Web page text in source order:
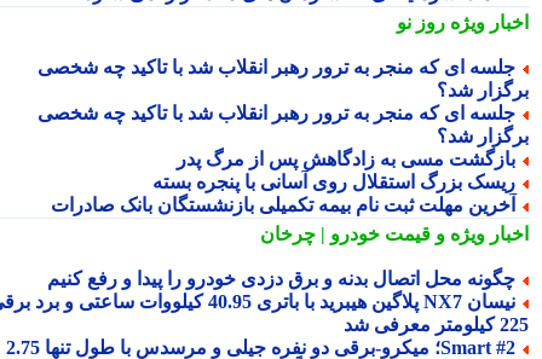
ویژهروز نو
ای که منجر به ترور رهبر انقلاب شد با تاکید چه شخصی
شد؟
ای که منجر به ترور رهبر انقلاب شد با تاکید چه شخصی
شد؟
مسی به زادگاهش پس از مرگ پدر
بزرگ استقلال روی آسانی با پنجره بسته
مهلت ثبت نام بیمه تکمیلی بازنشستگان بانک صادرات
ویژهو قیمت خودرو | چرخان
محل اتصال بدنه و برق دزدی خودرو را پیدا و رفع کنیم
نیسان NX7 پلاگین هیبرید با باتری 40.95 کیلووات ساعتی و برد برقی
Smart #2؛ میکرو-برقی دو نفره جیلی و مرسدس با طول تنها 2.75